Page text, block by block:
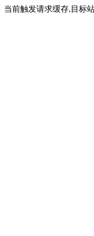
当前触发请求缓存,目标